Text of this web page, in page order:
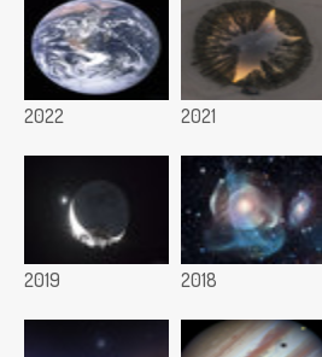
2022 2021
2019 2018